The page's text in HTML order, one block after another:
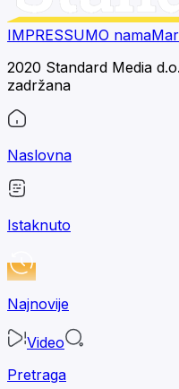
IMPRESSUMO nama
2020 Standard Media
zadržana
Naslovna
Istaknuto
Najnovije
Video
Pretraga